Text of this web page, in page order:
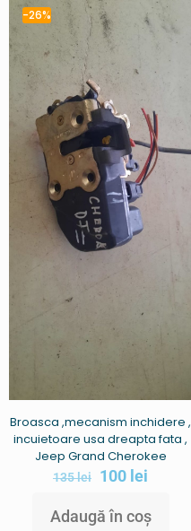
-26%
Broasca ,mecanism inchidere ,
incuietoare usa dreapta fata ,
Jeep Grand Cherokee
135lei 100 lei
Adaugă în coș